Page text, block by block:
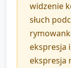
widzenie
słuch
ekspresja
ekspresja